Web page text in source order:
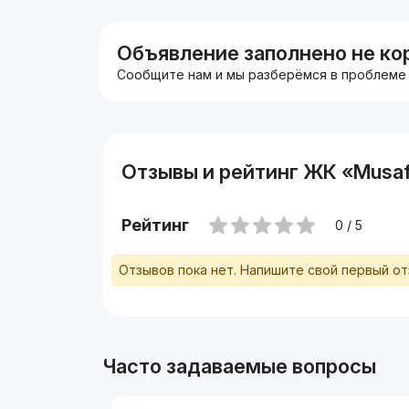
Объявление заполнено не
Сообщите нам и мы разберёмся в проблеме
Отзывы и рейтинг ЖК
Рейтинг 0 / 5
Отзывов пока нет. Напишите свой первый
Часто задаваемые вопросы